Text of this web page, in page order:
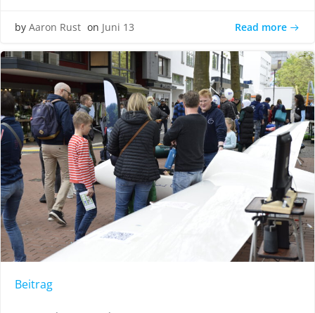
by Aaron Rust on Juni 13 Read more
Beitrag